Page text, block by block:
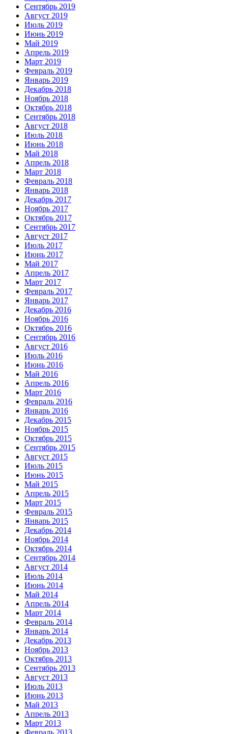
Сентябрь 2019
Август 2019
Июль 2019
Июнь 2019
Май 2019
Апрель 2019
Март 2019
Февраль 2019
Январь 2019
Декабрь 2018
Ноябрь 2018
Октябрь 2018
Сентябрь 2018
Август 2018
Июль 2018
Июнь 2018
Май 2018
Апрель 2018
Март 2018
Февраль 2018
Январь 2018
Декабрь 2017
Ноябрь 2017
Октябрь 2017
Сентябрь 2017
Август 2017
Июль 2017
Июнь 2017
Май 2017
Апрель 2017
Март 2017
Февраль 2017
Январь 2017
Декабрь 2016
Ноябрь 2016
Октябрь 2016
Сентябрь 2016
Август 2016
Июль 2016
Июнь 2016
Май 2016
Апрель 2016
Март 2016
Февраль 2016
Январь 2016
Декабрь 2015
Ноябрь 2015
Октябрь 2015
Сентябрь 2015
Август 2015
Июль 2015
Июнь 2015
Май 2015
Апрель 2015
Март 2015
Февраль 2015
Январь 2015
Декабрь 2014
Ноябрь 2014
Октябрь 2014
Сентябрь 2014
Август 2014
Июль 2014
Июнь 2014
Май 2014
Апрель 2014
Март 2014
Февраль 2014
Январь 2014
Декабрь 2013
Ноябрь 2013
Октябрь 2013
Сентябрь 2013
Август 2013
Июль 2013
Июнь 2013
Май 2013
Апрель 2013
Март 2013
Февраль 2013